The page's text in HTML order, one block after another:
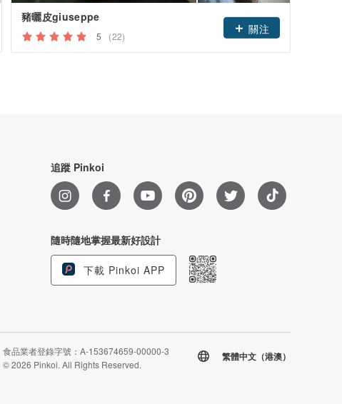
豬曬皮giuseppe
5 (22)
關注
追蹤 Pinkoi
隨時隨地掌握最新好設計
下載 Pinkoi APP
食品業者登錄字號：A-153674659-00000-3
© 2026 Pinkoi. All Rights Reserved.
繁體中文（港澳）